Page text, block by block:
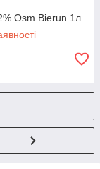
Osm Bierun 1л